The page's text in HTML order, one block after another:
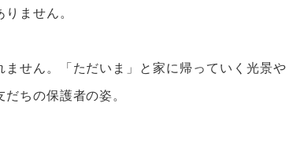
ません。
せん。「ただいま」と家に帰っていく光景や
ちの保護者の姿。